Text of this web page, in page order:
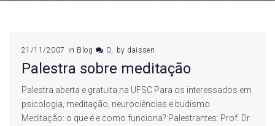
Tag:
Prof.Dr.
Takase
21/11/2007 in Blog 0 by daissen
Palestra sobre meditação
Palestra aberta e gratuita na UFSC Para os interessados em
psicologia, meditação, neurociências e budismo
Meditação: o que é e como funciona? Palestrantes: Prof. Dr.